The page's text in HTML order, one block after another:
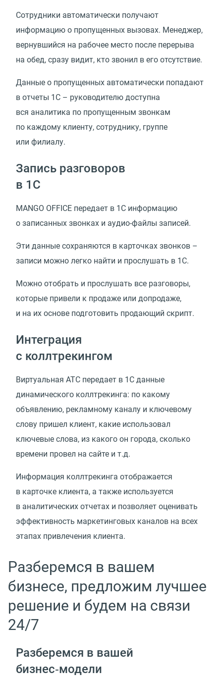
Сотрудники автоматически получают
информацию о пропущенных вызовах. Менеджер,
вернувшийся на рабочее место после перерыва
на обед, сразу видит, кто звонил в его отсутствие.
Данные о пропущенных автоматически попадают
в отчеты 1С – руководителю доступна
вся аналитика по пропущенным звонкам
по каждому клиенту, сотруднику, группе
или филиалу.
Запись разговоров
в 1С
MANGO OFFICE передает в 1С информацию
о записанных звонках и аудио-файлы записей.
Эти данные сохраняются в карточках звонков –
записи можно легко найти и прослушать в 1С.
Можно отобрать и прослушать все разговоры,
которые привели к продаже или допродаже,
и на их основе подготовить продающий скрипт.
Интеграция
с коллтрекингом
Виртуальная АТС передает в 1С данные
динамического коллтрекинга: по какому
объявлению, рекламному каналу и ключевому
слову пришел клиент, какие использовал
ключевые слова, из какого он города, сколько
времени провел на сайте и т.д.
Информация коллтрекинга отображается
в карточке клиента, а также используется
в аналитических отчетах и позволяет оценивать
эффективность маркетинговых каналов на всех
этапах привлечения клиента.
Разберемся в вашем
бизнесе, предложим лучшее
решение и будем на связи
24/7
Разберемся в вашей
бизнес‑модели